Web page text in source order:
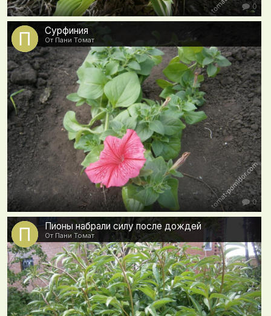
0
Сурфиния
От Пани Томат
0
Пионы набрали силу после дождей
От Пани Томат